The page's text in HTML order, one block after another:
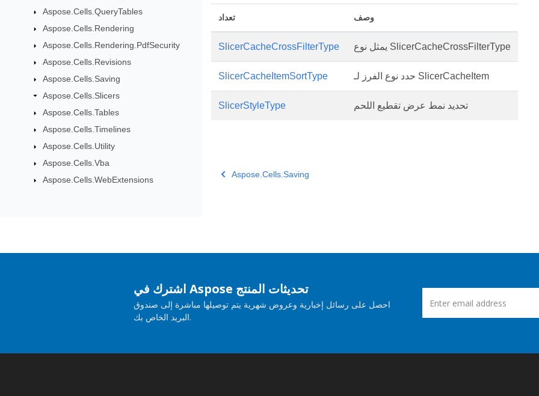
Aspose.Cells.QueryTables
Aspose.Cells.Rendering
Aspose.Cells.Rendering.PdfSecurity
Aspose.Cells.Revisions
Aspose.Cells.Saving
Aspose.Cells.Slicers
Aspose.Cells.Tables
Aspose.Cells.Timelines
Aspose.Cells.Utility
Aspose.Cells.Vba
Aspose.Cells.WebExtensions
تعداد وصف
SlicerCacheCrossFilterType يمثل نوع SlicerCacheCrossFilterType
SlicerCacheItemSortType حدد نوع الفرز لـ SlicerCacheItem
SlicerStyleType تحديد نمط عرض تقطيع اللحم
Aspose.Cells.Saving
اشترك في Aspose تحديثات المنتج
احصل على رسائل إخبارية وعروض شهرية يتم توصيلها مباشرة إلى صندوق
البريد الخاص بك.